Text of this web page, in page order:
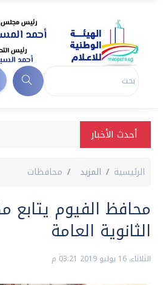
أحدث الأخبار
الرئيسية المزيد محافظات
محافظ الفيوم يتابع
الثانوية العامة
الثلاثاء، 16 يوليو 2019 03:21 م